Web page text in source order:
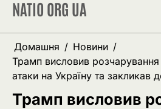
Перейти
вмісту
NATIO ORG UA
Домашня
Новини
Трамп висловив розчарування
атаки на Україну та закликав
Трамп висловив